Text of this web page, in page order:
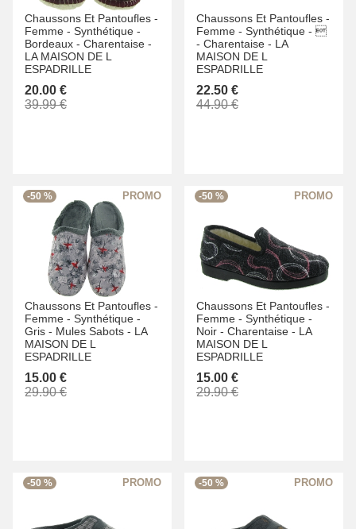
Chaussons Et Pantoufles -
Femme - Synthétique -
Bordeaux - Charentaise -
LA MAISON DE L
ESPADRILLE
20.00 €
39.99 €
Chaussons Et Pantoufles -
Femme - Synthétique - 
- Charentaise - LA
MAISON DE L
ESPADRILLE
22.50 €
44.90 €
-50 %
Chaussons Et Pantoufles -
Femme - Synthétique -
Gris - Mules Sabots - LA
MAISON DE L
ESPADRILLE
15.00 €
29.90 €
-50 %
Chaussons Et Pantoufles -
Femme - Synthétique -
Noir - Charentaise - LA
MAISON DE L
ESPADRILLE
15.00 €
29.90 €
-50 % -50 %